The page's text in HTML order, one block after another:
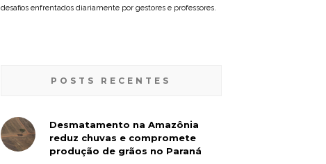
desafios enfrentados diariamente por gestores e professores.
POSTS RECENTES
Desmatamento na Amazônia
reduz chuvas e compromete
produção de grãos no Paraná